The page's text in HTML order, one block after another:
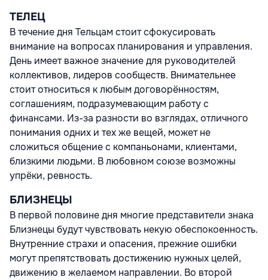
ТЕЛЕЦ
В течение дня Тельцам стоит сфокусировать
внимание на вопросах планирования и управления.
День имеет важное значение для руководителей
коллективов, лидеров сообществ. Внимательнее
стоит относиться к любым договорённостям,
соглашениям, подразумевающим работу с
финансами. Из-за разности во взглядах, отличного
понимания одних и тех же вещей, может не
сложиться общение с компаньонами, клиентами,
близкими людьми. В любовном союзе возможны
упрёки, ревность.
БЛИЗНЕЦЫ
В первой половине дня многие представители знака
Близнецы будут чувствовать некую обеспокоенность.
Внутренние страхи и опасения, прежние ошибки
могут препятствовать достижению нужных целей,
движению в желаемом направлении. Во второй